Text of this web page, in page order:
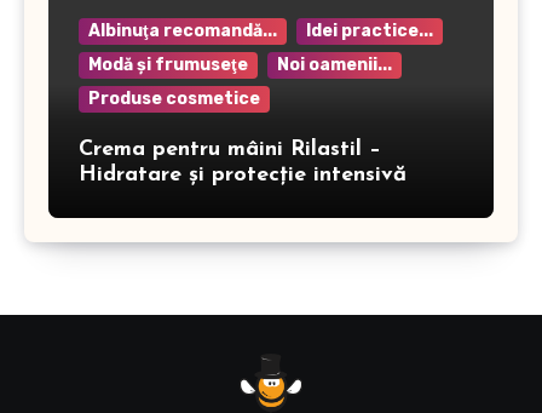
Albinuţa recomandă...
Idei practice...
Modă şi frumuseţe
Noi oamenii...
Produse cosmetice
Crema pentru mâini Rilastil –
Hidratare și protecție intensivă